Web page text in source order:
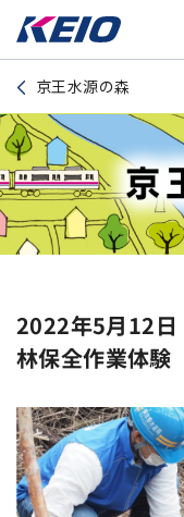
京王水源の森
2022年5月12
林保全作業体